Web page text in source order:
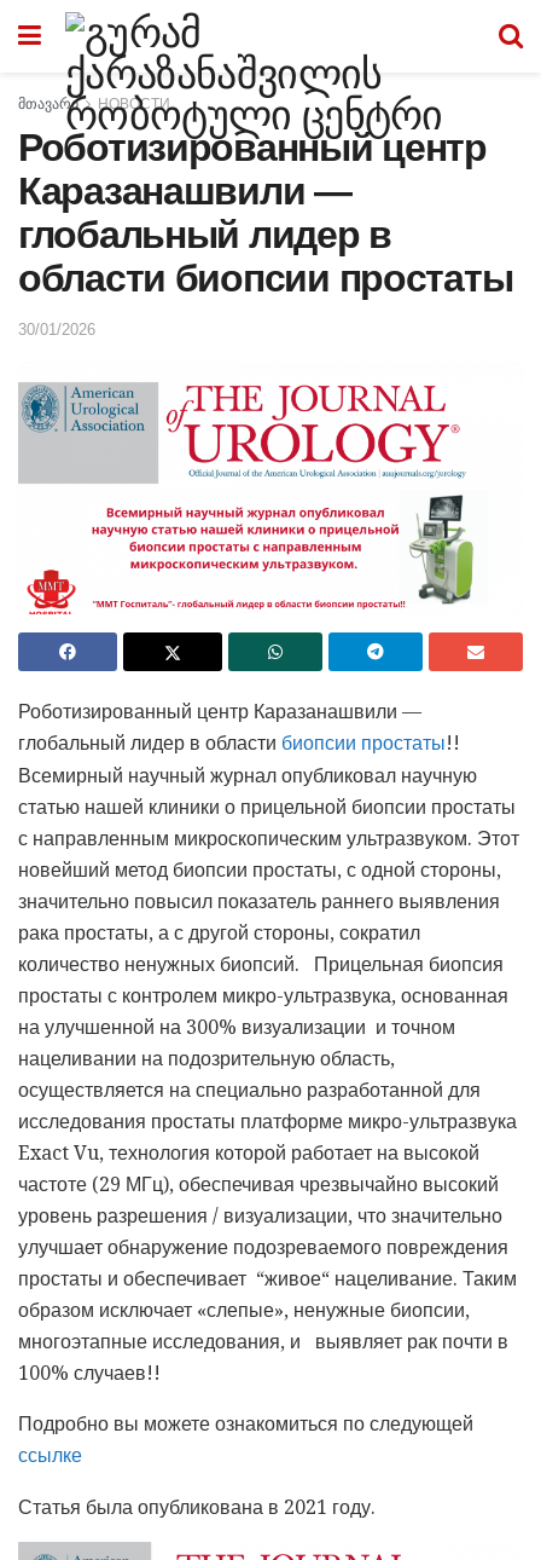
მთავარი НОВОСТИ
Роботизированный центр
Каразанашвили —
глобальный лидер в
области биопсии простаты
30/01/2026
Роботизированный центр Каразанашвили —
глобальный лидер в области биопсии простаты!!
Всемирный научный журнал опубликовал научную
статью нашей клиники о прицельной биопсии простаты
с направленным микроскопическим ультразвуком. Этот
новейший метод биопсии простаты, с одной стороны,
значительно повысил показатель раннего выявления
рака простаты, а с другой стороны, сократил
количество ненужных биопсий. Прицельная биопсия
простаты с контролем микро-ультразвука, основанная
на улучшенной на 300% визуализации и точном
нацеливании на подозрительную область,
осуществляется на специально разработанной для
исследования простаты платформе микро-ультразвука
Exact Vu, технология которой работает на высокой
частоте (29 МГц), обеспечивая чрезвычайно высокий
уровень разрешения / визуализации, что значительно
улучшает обнаружение подозреваемого повреждения
простаты и обеспечивает “живое“ нацеливание. Таким
образом исключает «слепые», ненужные биопсии,
многоэтапные исследования, и выявляет рак почти в
100% случаев!!
Подробно вы можете ознакомиться по следующей
ссылке
Статья была опубликована в 2021 году.